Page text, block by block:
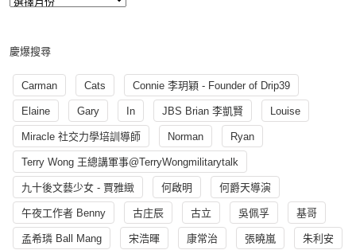
慶爆搜尋
Carman Cats Connie 李玥穎 - Founder of Drip39
Elaine Gary In JBS Brian 李凱賢 Louise
Miracle 社交力學培訓導師 Norman Ryan
Terry Wong 王總講軍事@TerryWongmilitarytalk
九十後文藝少女 - 賈雅緻 何啟明 何爵天導演
午夜工作者 Benny 古庄辰 古立 吳佩孚 基哥
孟希璘 Ball Mang 宋浩暉 康常治 張曉嵐 朱利安